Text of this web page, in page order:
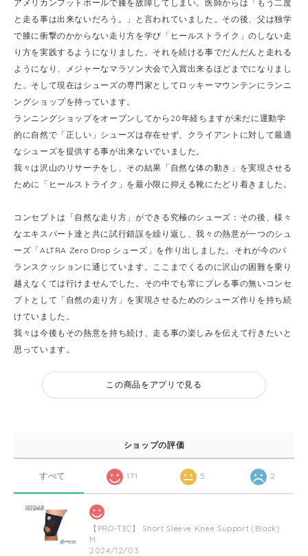
アメリカンフットボールで膝を故障してしまい。医師からは「もう二度
と走る事は出来ないだろう。」と言われていました。その後、父は独学
で膝に衝撃のかからない走り方を学び「ヒールストライク」のしない走
り方を実践するようになりました。それを続ける事でだんだんと走れる
ようになり、メジャーなマラソン大会で入賞出来るほどまでになりまし
た。そして現在はシューズの専門家としてロッキーマウンテンにランニ
ングショップを持っています。
ランニングショップをオープンしてから20年経ちますが未だに運動学
的に自然で「正しい」シューズは存在せず、クライアントに対して最適
なシューズを提供する事が出来ないでいました。
我々は沢山のリサーチをし、その結果「自然な体の動き」を実現させる
ために「ヒールストライク」を最小限に抑える靴にたどり着きました。
コンセプトは「自然な走り方」ができる究極のシューズ：その後、様々
なエキスパート達と共に試行錯誤を繰り返し、我々の熱意が一つのシュ
ーズ「ALTRA Zero Drop シューズ」を作り出しました。それが今のバ
ランスクッションに通じています。ここまでくるのに沢山の困難を乗り
越えなくては行けませんでした。その中でも常にブレる事の無いコンセ
プトとして「自然の走り方」を実現させるためのシューズ作りを持ち続
けていました。
我々は今後もその熱意を持ち続け、走る事の楽しみを伝えて行きたいと
思っています。
この商品をアプリで見る
ショップの評価
すべて 171 5 2
【PRO-TEC】 Short Sleeve Knee Support (Black)
M
2024/12/03